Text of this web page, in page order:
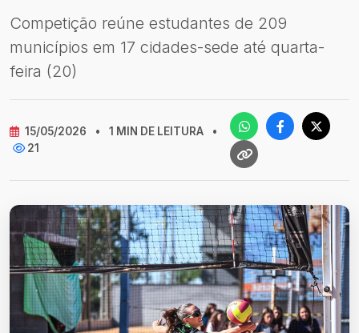
Competição reúne estudantes de 209
municípios em 17 cidades-sede até quarta-
feira (20)
15/05/2026 • 1 MIN DE LEITURA
•
21